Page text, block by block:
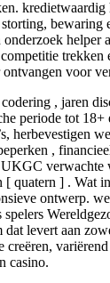
voor
, jaren
periode tot
,
] . Wat
levert aan
casino.